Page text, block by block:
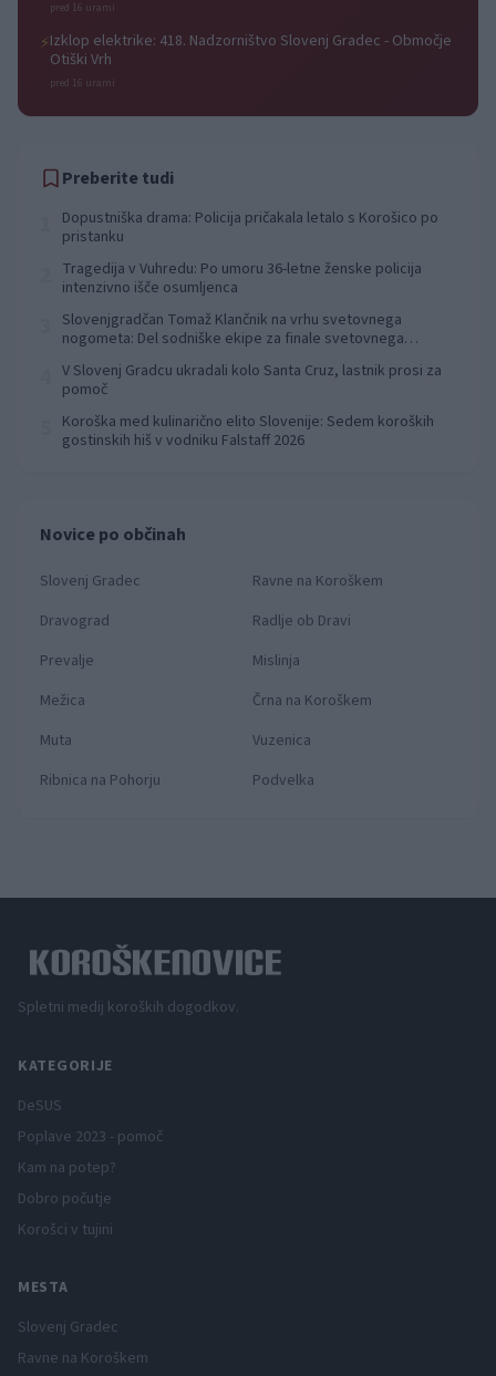
pred 16 urami
⚡Izklop elektrike: 418. Nadzorništvo Slovenj Gradec - Območje
Otiški Vrh
pred 16 urami
Preberite tudi
Dopustniška drama: Policija pričakala letalo s Korošico po
pristanku
Tragedija v Vuhredu: Po umoru 36-letne ženske policija
intenzivno išče osumljenca
Slovenjgradčan Tomaž Klančnik na vrhu svetovnega
nogometa: Del sodniške ekipe za finale svetovnega
V Slovenj Gradcu ukradali kolo Santa Cruz, lastnik prosi za
pomoč
Koroška med kulinarično elito Slovenije: Sedem koroških
gostinskih hiš v vodniku Falstaff 2026
Novice po občinah
Slovenj Gradec
Ravne na Koroškem
Dravograd
Radlje ob Dravi
Prevalje
Mislinja
Mežica
Črna na Koroškem
Muta
Vuzenica
Ribnica na Pohorju
Podvelka
Spletni medij koroških dogodkov.
KATEGORIJE
DeSUS
Poplave 2023 - pomoč
Kam na potep?
Dobro počutje
Korošci v tujini
MESTA
Slovenj Gradec
Ravne na Koroškem